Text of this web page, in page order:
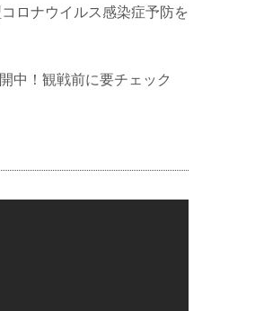
ロナウイルス感染症予防を
中！観戦前に要チェック